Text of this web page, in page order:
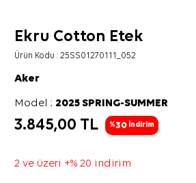
Ekru Cotton Etek
Ürün Kodu :25SS01270111_052
Aker
Model :2025 SPRING-SUMMER
3.845,00 TL %30 İndirim
2 ve üzeri +% 20 indirim